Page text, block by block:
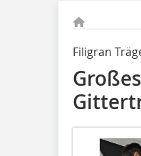
Filigran